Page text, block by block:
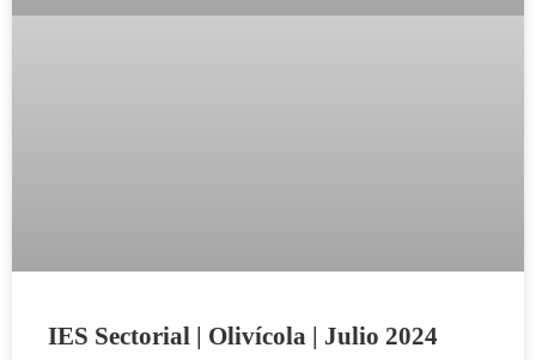
IES Sectorial | Olivícola | Julio 2024